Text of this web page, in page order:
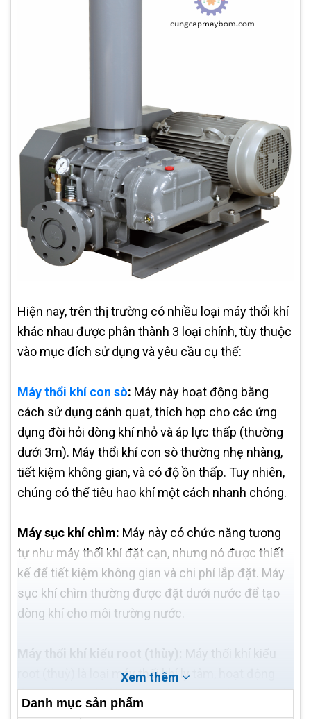
Hiện nay, trên thị trường có nhiều loại máy thổi khí
khác nhau được phân thành 3 loại chính, tùy thuộc
vào mục đích sử dụng và yêu cầu cụ thể:
Máy thổi khí con sò: Máy này hoạt động bằng
cách sử dụng cánh quạt, thích hợp cho các ứng
dụng đòi hỏi dòng khí nhỏ và áp lực thấp (thường
dưới 3m). Máy thổi khí con sò thường nhẹ nhàng,
tiết kiệm không gian, và có độ ồn thấp. Tuy nhiên,
chúng có thể tiêu hao khí một cách nhanh chóng.
Máy sục khí chìm: Máy này có chức năng tương
tự như máy thổi khí đặt cạn, nhưng nó được thiết
kế để tiết kiệm không gian và chi phí lắp đặt. Máy
sục khí chìm thường được đặt dưới nước để tạo
dòng khí cho môi trường nước.
root (thuỳ) là loại máy thổi khí ly tâm, hoạt động
dựa trên nguyên lý nén khí đẳng áp. Máy được cấu
tạo gồm hai roto có hình dạng giống cánh quạt,
Xem thêm
Danh mục sản phẩm